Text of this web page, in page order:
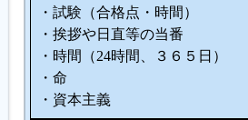
・試験（合格点・時間）
・挨拶や日直等の当番
・時間（24時間、３６５日）
・命
・資本主義